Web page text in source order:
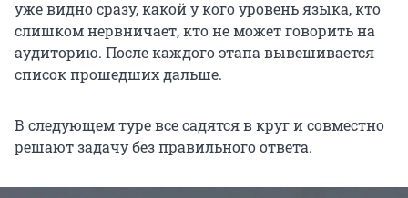
уже видно сразу, какой у кого уровень языка, кто
слишком нервничает, кто не может говорить на
аудиторию. После каждого этапа вывешивается
список прошедших дальше.
В следующем туре все садятся в круг и совместно
решают задачу без правильного ответа.